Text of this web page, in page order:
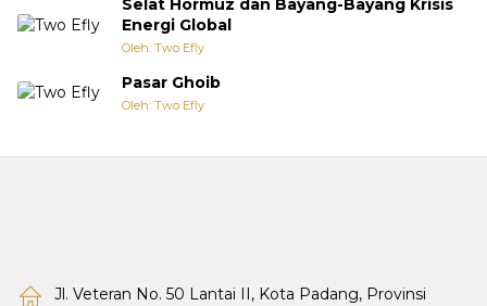
Selat Hormuz dan Bayang-Bayang Krisis
Energi Global
Oleh: Two Efly
Pasar Ghoib
Oleh: Two Efly
Jl. Veteran No. 50 Lantai II, Kota Padang, Provinsi